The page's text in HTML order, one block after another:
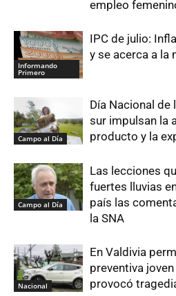
empleo
Informando
Primero
IPC de julio:
y se acerca a la
Campo al Día
Día Nacional de
sur impulsan la
producto y la
Campo al Día
Las lecciones
fuertes lluvias
país las
la SNA
Nacional
En Valdivia
preventiva
provocó